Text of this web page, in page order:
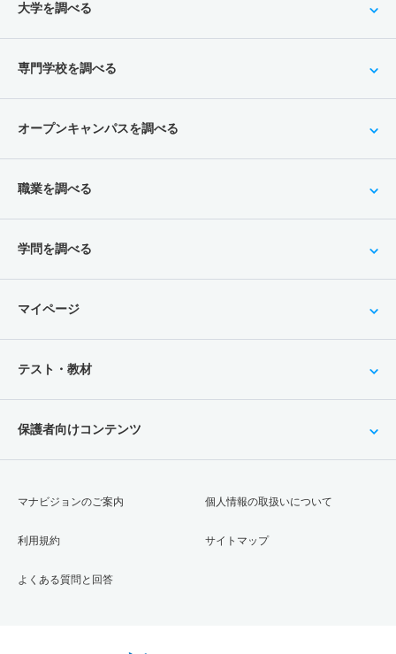
大学を調べる
専門学校を調べる
オープンキャンパスを調べる
職業を調べる
学問を調べる
マイページ
テスト・教材
保護者向けコンテンツ
マナビジョンのご案内
利用規約
よくある質問と回答
個人情報の取扱いについて
サイトマップ